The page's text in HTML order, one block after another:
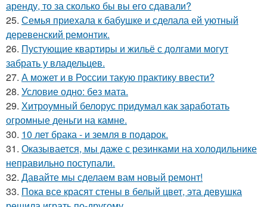
аренду, то за сколько бы вы его сдавали?
25. Семья приехала к бабушке и сделала ей уютный
деревенский ремонтик.
26. Пустующие квартиры и жильё с долгами могут
забрать у владельцев.
27. А может и в России такую практику ввести?
28. Условие одно: без мата.
29. Хитроумный белорус придумал как заработать
огромные деньги на камне.
30. 10 лет брака - и земля в подарок.
31. Оказывается, мы даже с резинками на холодильнике
неправильно поступали.
32. Давайте мы сделаем вам новый ремонт!
33. Пока все красят стены в белый цвет, эта девушка